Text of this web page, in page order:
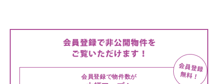
会員登録で物件数が